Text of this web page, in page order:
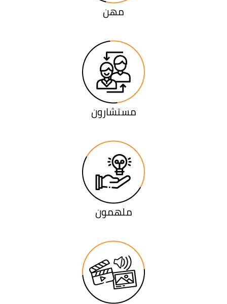
مهن
مستشارون
ملهمون